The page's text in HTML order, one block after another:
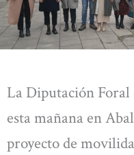
La Diputación Foral
esta mañana en
proyecto de